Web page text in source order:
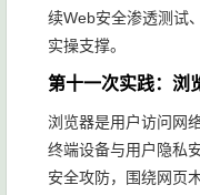
续Web安全渗透测试
实操支撑。
第十一次实践：浏
浏览器是用户访问网
终端设备与用户隐私
安全攻防，围绕网页